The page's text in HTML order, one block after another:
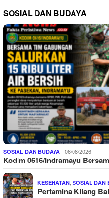
SOSIAL DAN BUDAYA
SOSIAL DAN BUDAYA 06/08/2026
Kodim 0616/Indramayu
KESEHATAN, SOSIAL DAN
Pertamina Kilang